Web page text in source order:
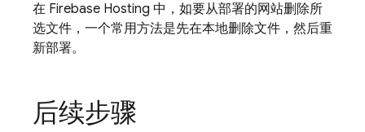
在 Firebase Hosting 中，如要从部署的网站删除所
选文件，一个常用方法是先在本地删除文件，然后重
新部署。
后续步骤